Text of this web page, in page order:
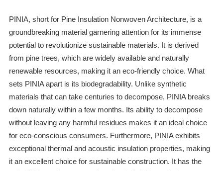
PINIA, short for Pine Insulation Nonwoven Architecture, is a
groundbreaking material garnering attention for its immense
potential to revolutionize sustainable materials. It is derived
from pine trees, which are widely available and naturally
renewable resources, making it an eco-friendly choice. What
sets PINIA apart is its biodegradability. Unlike synthetic
materials that can take centuries to decompose, PINIA breaks
down naturally within a few months. Its ability to decompose
without leaving any harmful residues makes it an ideal choice
for eco-conscious consumers. Furthermore, PINIA exhibits
exceptional thermal and acoustic insulation properties, making
it an excellent choice for sustainable construction. It has the